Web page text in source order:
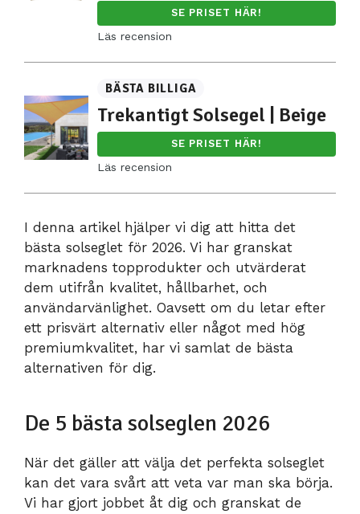
SE PRISET HÄR!
Läs recension
BÄSTA BILLIGA
Trekantigt Solsegel | Beige
SE PRISET HÄR!
Läs recension
I denna artikel hjälper vi dig att hitta det
bästa solseglet för 2026. Vi har granskat
marknadens topprodukter och utvärderat
dem utifrån kvalitet, hållbarhet, och
användarvänlighet. Oavsett om du letar efter
ett prisvärt alternativ eller något med hög
premiumkvalitet, har vi samlat de bästa
alternativen för dig.
De 5 bästa solseglen 2026
När det gäller att välja det perfekta solseglet
kan det vara svårt att veta var man ska börja.
Vi har gjort jobbet åt dig och granskat de